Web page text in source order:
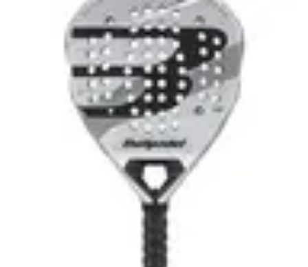
Encuentra Tu Hotel
Consejos de ReservaVacaciones en familiaVacaciones en
Consejos para ReservarConsejos de Viaje
Encuentra Tu Hotel